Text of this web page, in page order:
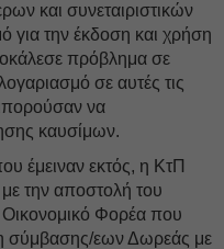
και συνεταιριστικών
για την έκδοση και χρήση
πρόβλημα σε
σε αυτές τις
να
καυσίμων.
έμειναν εκτός, η ΚτΠ
με την αποστολή του
Φορέα που
σύμβασης/εων Δωρεάς με